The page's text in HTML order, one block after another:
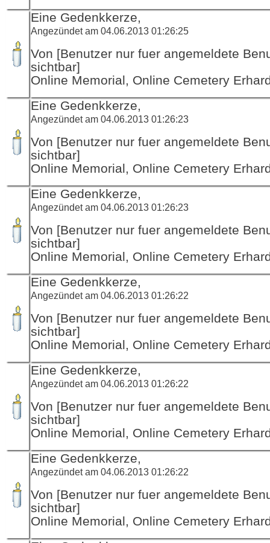
Eine Gedenkkerze,
Angezündet am 04.06.2013 01:26:25
Von [Benutzer nur fuer angemeldete
sichtbar]
Online Memorial, Online Cemetery
Eine Gedenkkerze,
Angezündet am 04.06.2013 01:26:23
Von [Benutzer nur fuer angemeldete
sichtbar]
Online Memorial, Online Cemetery
Eine Gedenkkerze,
Angezündet am 04.06.2013 01:26:23
Von [Benutzer nur fuer angemeldete
sichtbar]
Online Memorial, Online Cemetery
Eine Gedenkkerze,
Angezündet am 04.06.2013 01:26:22
Von [Benutzer nur fuer angemeldete
sichtbar]
Online Memorial, Online Cemetery
Eine Gedenkkerze,
Angezündet am 04.06.2013 01:26:22
Von [Benutzer nur fuer angemeldete
sichtbar]
Online Memorial, Online Cemetery
Eine Gedenkkerze,
Angezündet am 04.06.2013 01:26:22
Von [Benutzer nur fuer angemeldete
sichtbar]
Online Memorial, Online Cemetery